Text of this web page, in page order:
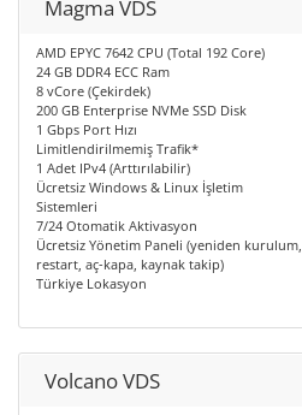
Magma VDS
AMD EPYC 7642 CPU (Total 192 Core)
24 GB DDR4 ECC Ram
8 vCore (Çekirdek)
200 GB Enterprise NVMe SSD Disk
1 Gbps Port Hızı
Limitlendirilmemiş Trafik*
1 Adet IPv4 (Arttırılabilir)
Ücretsiz Windows & Linux İşletim
Sistemleri
7/24 Otomatik Aktivasyon
Ücretsiz Yönetim Paneli (yeniden kurulum,
restart, aç-kapa, kaynak takip)
Türkiye Lokasyon
Volcano VDS